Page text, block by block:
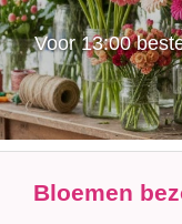
Voor 13:00
Bloemen